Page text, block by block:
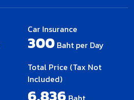
Car Insurance
300 Baht per Day
Total Price (Tax Not
Included)
6,836